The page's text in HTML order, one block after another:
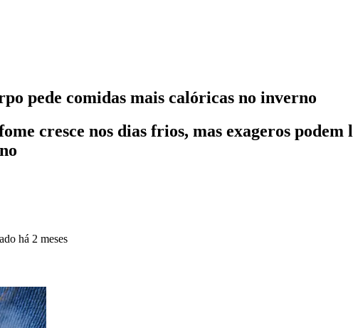
pede comidas mais calóricas no inverno
cresce nos dias frios, mas exageros podem
há 2 meses